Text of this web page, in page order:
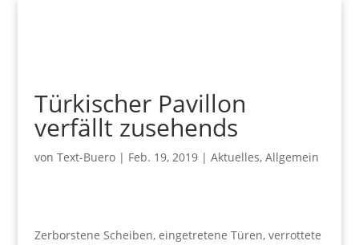
Türkischer Pavillon
verfällt zusehends
von Text-Buero| Feb. 19, 2019| Aktuelles, Allgemein
Zerborstene Scheiben, eingetretene Türen, verrottete